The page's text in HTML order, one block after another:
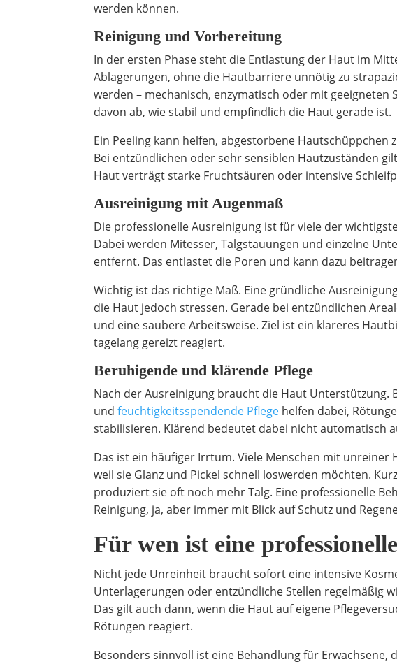
werden können.
Reinigung und Vorbereitung
In der ersten Phase steht die Entlastung der Haut im
Ablagerungen, ohne die Hautbarriere unnötig zu
werden – mechanisch, enzymatisch oder mit
davon ab, wie stabil und empfindlich die Haut gerade ist.
Ein Peeling kann helfen, abgestorbene Hautschüppchen
Bei entzündlichen oder sehr sensiblen Hautzuständen
Haut verträgt starke Fruchtsäuren oder intensive
Ausreinigung mit Augenmaß
Die professionelle Ausreinigung ist für viele der
Dabei werden Mitesser, Talgstauungen und einzelne
entfernt. Das entlastet die Poren und kann dazu
Wichtig ist das richtige Maß. Eine gründliche
die Haut jedoch stressen. Gerade bei entzündlichen
und eine saubere Arbeitsweise. Ziel ist ein klareres
tagelang gereizt reagiert.
Beruhigende und klärende Pflege
Nach der Ausreinigung braucht die Haut Unterstützung.
undfeuchtigkeitsspendende Pflege helfen dabei,
stabilisieren. Klärend bedeutet dabei nicht automatisch
Das ist ein häufiger Irrtum. Viele Menschen mit
weil sie Glanz und Pickel schnell loswerden möchten.
produziert sie oft noch mehr Talg. Eine professionelle
Reinigung, ja, aber immer mit Blick auf Schutz und
Für wen ist eine
Nicht jede Unreinheit braucht sofort eine intensive
Unterlagerungen oder entzündliche Stellen regelmäßig
Das gilt auch dann, wenn die Haut auf eigene
Rötungen reagiert.
Besonders sinnvoll ist eine Behandlung für